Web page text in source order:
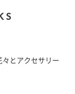
々とアクセサリー